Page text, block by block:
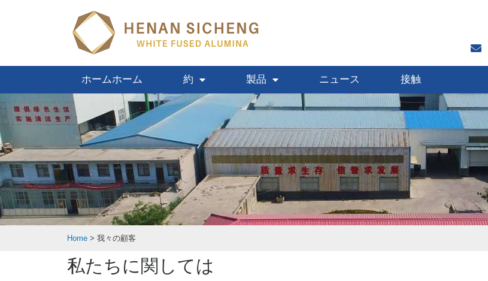
ホームホーム 約 製品 ニュース 接触
Home > 我々の顧客
私たちに関しては